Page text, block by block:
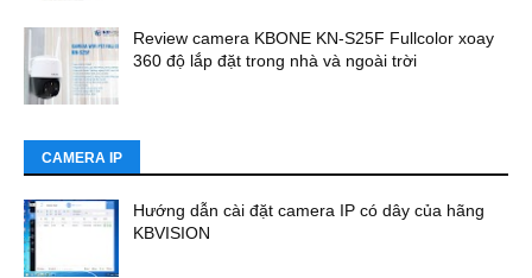
Review camera KBONE KN-S25F Fullcolor xoay
360 độ lắp đặt trong nhà và ngoài trời
CAMERA IP
Hướng dẫn cài đặt camera IP có dây của hãng
KBVISION